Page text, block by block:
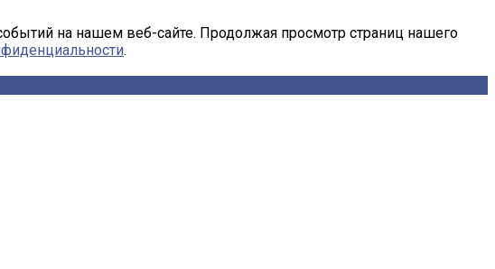
на нашем веб-сайте. Продолжая просмотр страниц нашего
.